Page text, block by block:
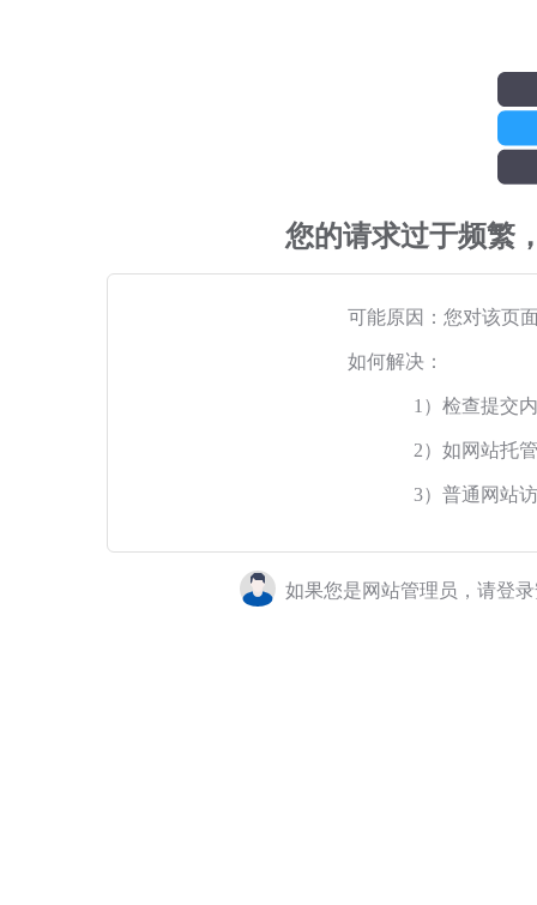
您的请求过于频繁
可能原因：您对该页
如何解决：
1）检查提交
2）如网站托
3）普通网站
如果您是网站管理员，请登